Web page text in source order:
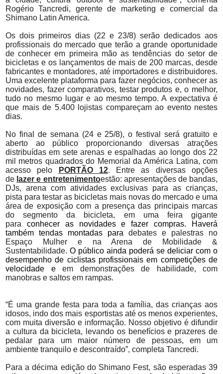
Rogério Tancredi, gerente de marketing e comercial da
Shimano Latin America.
Os dois primeiros dias (22 e 23/8) serão dedicados aos
profissionais do mercado que terão a grande oportunidade
de conhecer em primeira mão as tendências do setor de
bicicletas e os lançamentos de mais de 200 marcas, desde
fabricantes e montadores, até importadores e distribuidores.
Uma excelente plataforma para fazer negócios, conhecer as
novidades, fazer comparativos, testar produtos e, o melhor,
tudo no mesmo lugar e ao mesmo tempo. A expectativa é
que mais de 5.400 lojistas compareçam ao evento nestes
dias.
No final de semana (24 e 25/8), o festival será gratuito e
aberto ao público proporcionando diversas atrações
distribuídas em sete arenas e espalhadas ao longo dos 22
mil metros quadrados do Memorial da América Latina, com
acesso pelo
PORTÃO 12. Entre as diversas opções
de lazer e entretenimentoestão: apresentações de bandas,
DJs, arena com atividades exclusivas para as crianças,
pista para testar as bicicletas mais novas do mercado e uma
área de exposição com a presença das principais marcas
do segmento da bicicleta, em uma feira gigante
para conhecer as novidades e fazer compras. Haverá
também tendas montadas para
debates e palestras no
Espaço Mulher e na Arena de Mobilidade &
Sustentabilidade. O público ainda poderá se deliciar com o
desempenho de ciclistas profissionais em competições de
velocidade eem demonstrações de habilidade, com
manobras e saltos em rampas.
“É uma grande festa para toda a família, das crianças aos
idosos, indo dos mais esportistas até os menos experientes,
com muita diversão e informação. Nosso objetivo é difundir
a cultura da bicicleta, levando os benefícios e prazeres de
pedalar para um maior número de pessoas, em um
ambiente tranquilo e descontraído”, completa Tancredi.
Para a décima edição do Shimano Fest, são esperadas 39